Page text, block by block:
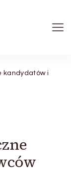
kandydatów i